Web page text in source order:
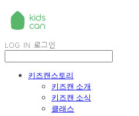
LOG IN 로그인
키즈캔스토리
키즈캔 소개
키즈캔 소식
클래스